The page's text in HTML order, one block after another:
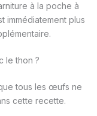
à la poche à
immédiatement plus
le thon ?
tous les œufs ne
cette recette.